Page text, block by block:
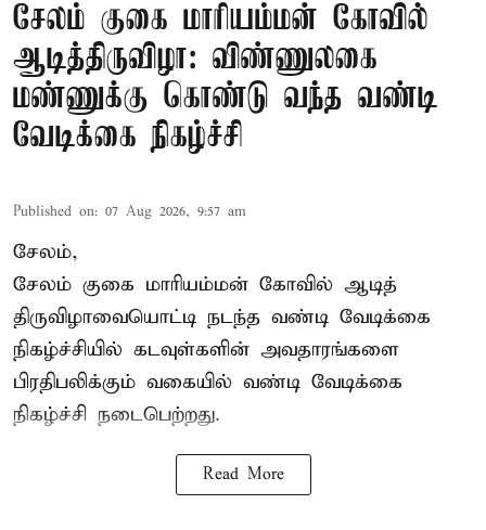
சேலம் குகை மாரியம்மன் கோவில்
ஆடித்திருவிழா: விண்ணுலகை
மண்ணுக்கு கொண்டு வந்த வண்டி
வேடிக்கை நிகழ்ச்சி
Published on: 07 Aug 2026, 9:57 am
சேலம்,
சேலம் குகை மாரியம்மன் கோவில் ஆடித்
திருவிழாவையொட்டி நடந்த வண்டி வேடிக்கை
நிகழ்ச்சியில் கடவுள்களின் அவதாரங்களை
பிரதிபலிக்கும் வகையில் வண்டி வேடிக்கை
நிகழ்ச்சி நடைபெற்றது.
Read More